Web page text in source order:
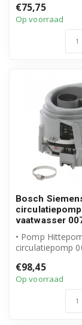
• Origineel Beko
• Artikel...
€75,75
Op voorraad
Bosch
vaatwasser
• Pomp
circulatiepomp
product
• ...
€98,45
Op voorraad